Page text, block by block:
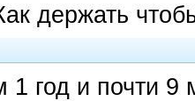
держать
1 год и почти